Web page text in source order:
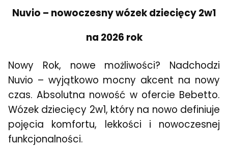
Nuvio – nowoczesny wózek dziecięcy 2w1
na 2026 rok
Nowy Rok, nowe możliwości? Nadchodzi
Nuvio – wyjątkowo mocny akcent na nowy
czas. Absolutna nowość w ofercie Bebetto.
Wózek dziecięcy 2w1, który na nowo definiuje
pojęcia komfortu, lekkości i nowoczesnej
funkcjonalności.